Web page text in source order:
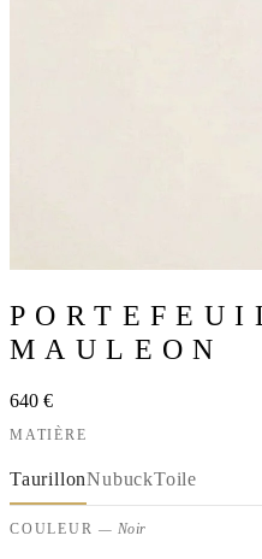
MAULEON
640 €
MATIÈRE
TaurillonNubuckToile
COULEUR— Noir